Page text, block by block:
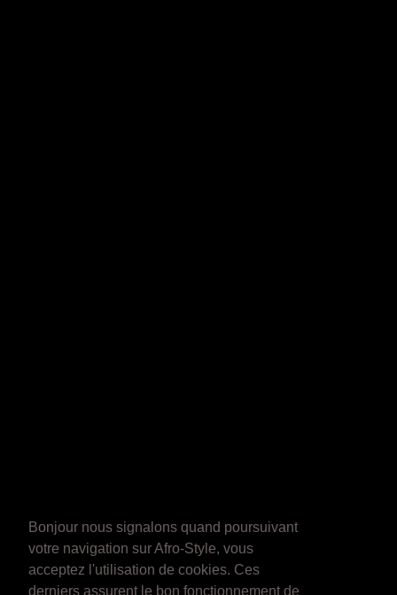
Bonjour nous signalons quand poursuivant
votre navigation sur Afro-Style, vous
acceptez l'utilisation de cookies. Ces
derniers assurent le bon fonctionnement de